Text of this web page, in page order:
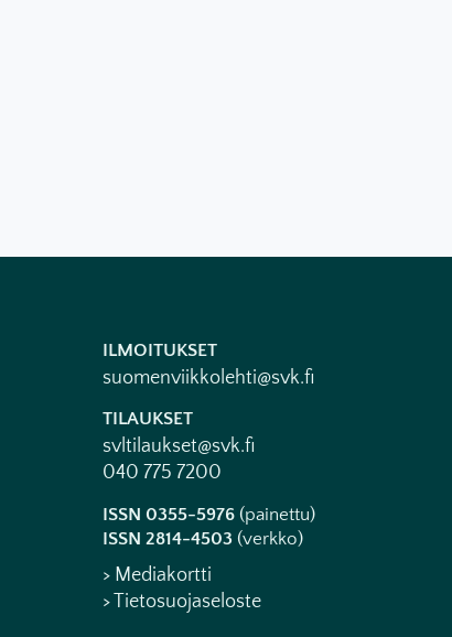
ILMOITUKSET
suomenviikkolehti@svk.fi
TILAUKSET
svltilaukset@svk.fi
040 775 7200
ISSN 0355-5976(painettu)
ISSN 2814-4503 (verkko)
> Mediakortti
> Tietosuojaseloste